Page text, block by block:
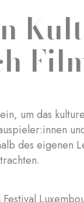
um das
des eigenen